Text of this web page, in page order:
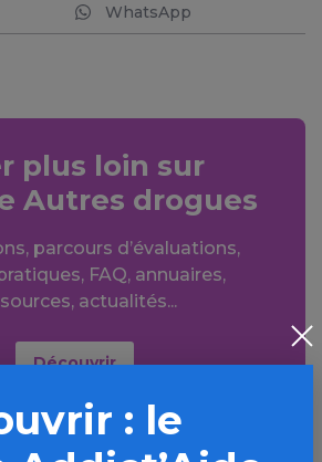
WhatsApp
plus loin sur
Autres drogues
parcours d’évaluations,
FAQ, annuaires,
actualités...
Découvrir
: le